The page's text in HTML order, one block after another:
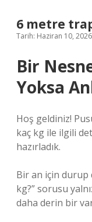
6 metre
Tarih: Haziran 10, 2026
Bir
Yoksa
Hoş geldiniz!
kaç kg ile ilgili
hazırladık.
Bir an için durup
kg?” sorusu
daha derin bir